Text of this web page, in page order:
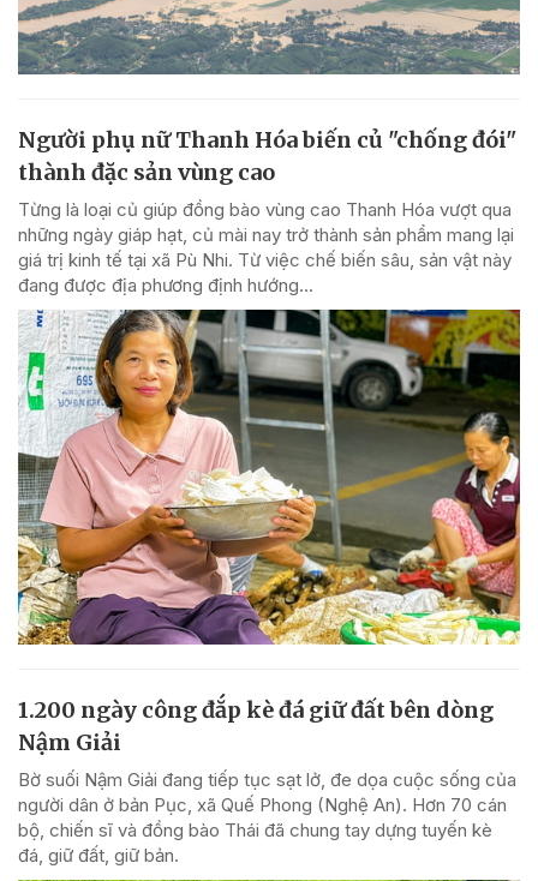
Người phụ nữ Thanh Hóa biến củ "chống đói"
thành đặc sản vùng cao
Từng là loại củ giúp đồng bào vùng cao Thanh Hóa vượt qua
những ngày giáp hạt, củ mài nay trở thành sản phẩm mang lại
giá trị kinh tế tại xã Pù Nhi. Từ việc chế biến sâu, sản vật này
đang được địa phương định hướng...
1.200 ngày công đắp kè đá giữ đất bên dòng
Nậm Giải
Bờ suối Nậm Giải đang tiếp tục sạt lở, đe dọa cuộc sống của
người dân ở bản Pục, xã Quế Phong (Nghệ An). Hơn 70 cán
bộ, chiến sĩ và đồng bào Thái đã chung tay dựng tuyến kè
đá, giữ đất, giữ bản.